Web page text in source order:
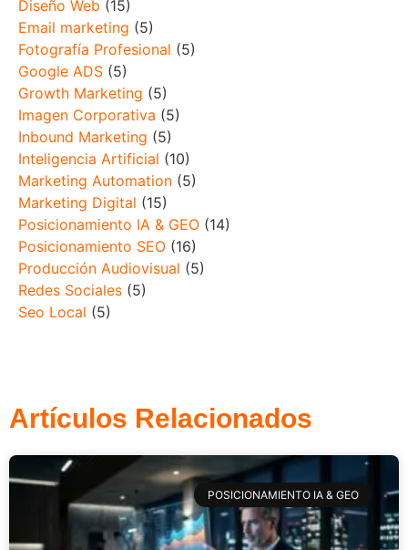
Diseño Web (15)
Email marketing (5)
Fotografía Profesional (5)
Google ADS (5)
Growth Marketing (5)
Imagen Corporativa (5)
Inbound Marketing (5)
Inteligencia Artificial (10)
Marketing Automation (5)
Marketing Digital (15)
Posicionamiento IA & GEO (14)
Posicionamiento SEO (16)
Producción Audiovisual (5)
Redes Sociales (5)
Seo Local (5)
Artículos Relacionados
POSICIONAMIENTO IA & GEO